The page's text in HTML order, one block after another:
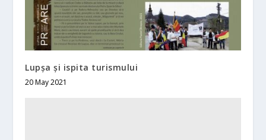
Lupșa și ispita turismului
20 May 2021